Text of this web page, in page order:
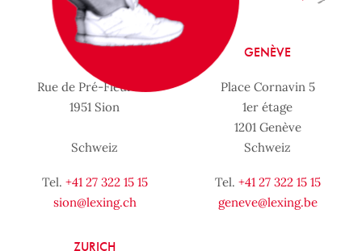
SION
Rue de Pré-Fleuri 8B
1951 Sion
Schweiz
Tel. +41 27 322 15 15
sion@lexing.ch
GENÈVE
Place Cornavin 5
1er étage
1201 Genève
Schweiz
Tel. +41 27 322 15 15
geneve@lexing.be
ZURICH